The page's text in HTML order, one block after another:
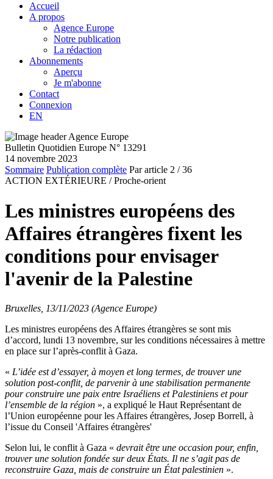
Accueil
A propos
Agence Europe
Notre publication
La rédaction
Abonnements
Aperçu
Je m'abonne
Contact
Connexion
EN
Bulletin Quotidien Europe N° 13291
14 novembre 2023
Sommaire Publication complète Par article 2 / 36
ACTION EXTÉRIEURE / Proche-orient
Les ministres européens des
Affaires étrangères fixent les
conditions pour envisager
l'avenir de la Palestine
Bruxelles, 13/11/2023 (Agence Europe)
Les ministres européens des Affaires étrangères se sont mis
d’accord, lundi 13 novembre, sur les conditions nécessaires à mettre
en place sur l’après-conflit à Gaza.
« L’idée est d’essayer, à moyen et long termes, de trouver une
solution post-conflit, de parvenir à une stabilisation permanente
pour construire une paix entre Israéliens et Palestiniens et pour
l’ensemble de la région », a expliqué le Haut Représentant de
l’Union européenne pour les Affaires étrangères, Josep Borrell, à
l’issue du Conseil 'Affaires étrangères'
Selon lui, le conflit à Gaza « devrait être une occasion pour, enfin,
trouver une solution fondée sur deux États. Il ne s’agit pas de
reconstruire Gaza, mais de construire un État palestinien ».